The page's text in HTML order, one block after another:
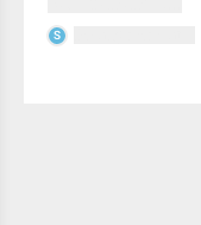
S